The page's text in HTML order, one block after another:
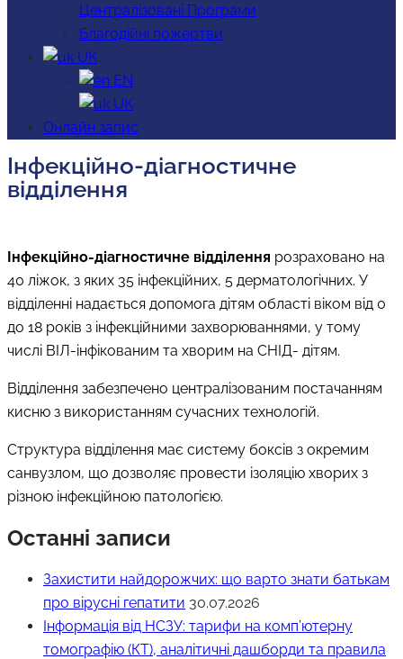
Централізовані Програми
Благодійні пожертви
UK
EN
UK
Онлайн запис
Інфекційно-діагностичне
відділення
Інфекційно-діагностичне відділення розраховано на
40 ліжок, з яких 35 інфекційних, 5 дерматологічних. У
відділенні надається допомога дітям області віком від 0
до 18 років з інфекційними захворюваннями, у тому
числі ВІЛ-інфікованим та хворим на СНІД- дітям.
Відділення забезпечено централізованим постачанням
кисню з використанням сучасних технологій.
Структура відділення має систему боксів з окремим
санвузлом, що дозволяє провести ізоляцію хворих з
різною інфекційною патологією.
Останні записи
Захистити найдорожчих: що варто знати батькам
про вірусні гепатити 30.07.2026
Інформація від НСЗУ: тарифи на комп’ютерну
томографію (КТ), аналітичні дашборди та правила